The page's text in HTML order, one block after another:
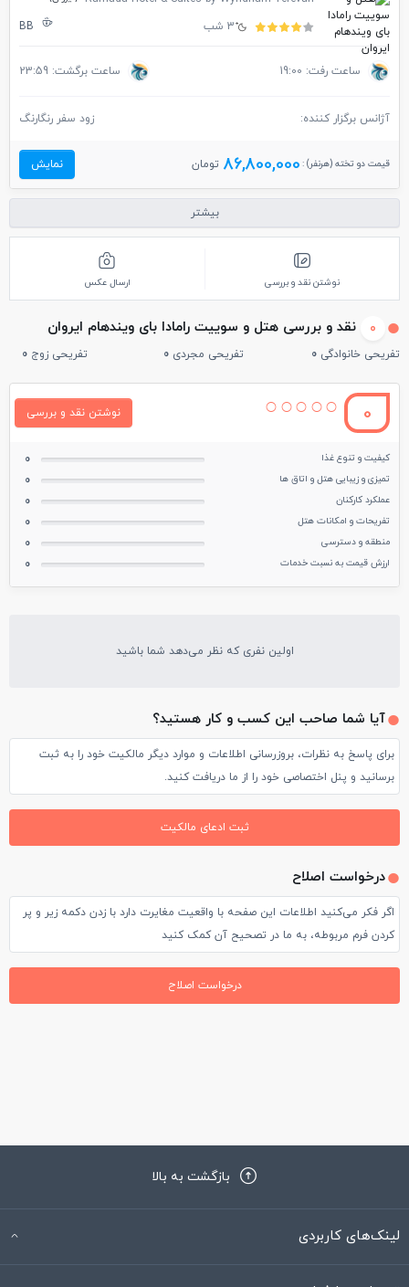
3 شب BB
ساعت رفت: 19:00 ساعت برگشت: 23:59
آژانس برگزار کننده: زود سفر رنگارنگ
قیمت دو تخته (هرنفر) : 86,800,000 تومان نمایش
بیشتر
نوشتن نقد و بررسی ارسال عکس
0 نقد و بررسی هتل و سوییت رامادا بای ویندهام ایروان
تفریحی خانوادگی 0 تفریحی مجردی 0 تفریحی زوج 0
0 نوشتن نقد و بررسی
کیفیت و تنوع غذا 0
تمیزی و زیبایی هتل و اتاق ها 0
عملکرد کارکنان 0
تفریحات و امکانات هتل 0
منطقه و دسترسی 0
ارزش قیمت به نسبت خدمات 0
اولین نفری که نظر می‌دهد شما باشید
آیا شما صاحب این کسب و کار هستید؟
برای پاسخ به نظرات، بروزرسانی اطلاعات و موارد دیگر مالکیت خود را به ثبت
برسانید و پنل اختصاصی خود را از ما دریافت کنید.
ثبت ادعای مالکیت
درخواست اصلاح
اگر فکر می‌کنید اطلاعات این صفحه با واقعیت مغایرت دارد با زدن دکمه زیر و پر
کردن فرم مربوطه، به ما در تصحیح آن کمک کنید
درخواست اصلاح
بازگشت به بالا
لینک‌های کاربردی